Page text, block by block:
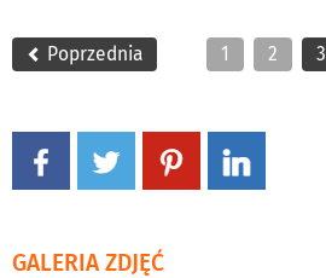
Poprzednia 1 2 3
GALERIA ZDJĘĆ